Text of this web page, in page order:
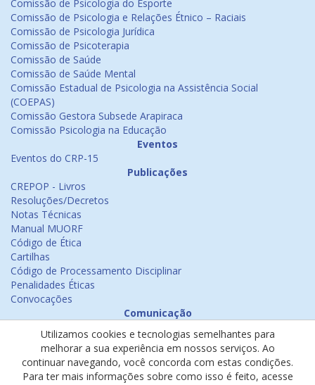
Comissão de Psicologia do Esporte
Comissão de Psicologia e Relações Étnico – Raciais
Comissão de Psicologia Jurídica
Comissão de Psicoterapia
Comissão de Saúde
Comissão de Saúde Mental
Comissão Estadual de Psicologia na Assistência Social
(COEPAS)
Comissão Gestora Subsede Arapiraca
Comissão Psicologia na Educação
Eventos
Eventos do CRP-15
Publicações
CREPOP - Livros
Resoluções/Decretos
Notas Técnicas
Manual MUORF
Código de Ética
Cartilhas
Código de Processamento Disciplinar
Penalidades Éticas
Convocações
Comunicação
Emissão de Certificados
Psicologia na Mídia
Ouvidoria
Utilizamos cookies e tecnologias semelhantes para
melhorar a sua experiência em nossos serviços. Ao
continuar navegando, você concorda com estas condições.
Para ter mais informações sobre como isso é feito, acesse